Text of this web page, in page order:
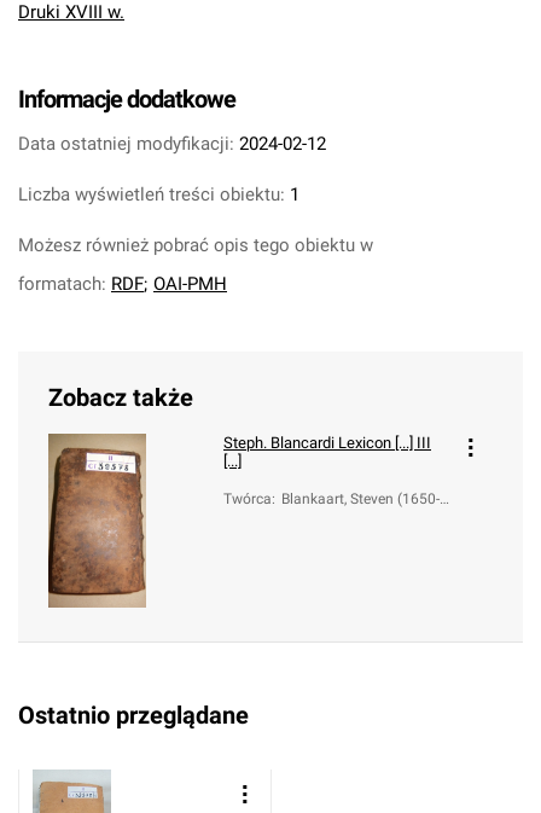
Druki XVIII w.
Informacje dodatkowe
Data ostatniej modyfikacji: 2024-02-12
Liczba wyświetleń treści obiektu: 1
Możesz również pobrać opis tego obiektu w
formatach: RDF; OAI-PMH
Zobacz także
Steph. Blancardi Lexicon [...] III
[...]
Twórca: Blankaart, Steven (1650-1
Ostatnio przeglądane